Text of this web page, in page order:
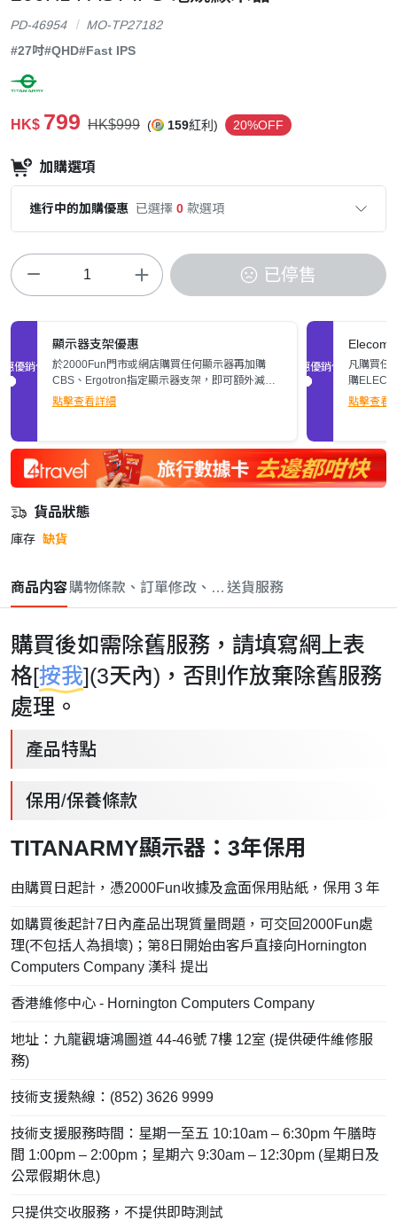
PD-46954
MO-TP27182
#27吋#QHD#Fast IPS
HK$ 799 HK$999 ( 159紅利) 20%OFF
加購選項
進行中的加購優惠 已選擇 0 款選項
已停售
促銷優惠
顯示器支架優惠
於2000Fun門市或網店購買任何顯示器再加購
CBS、Ergotron指定顯示器支架，即可額外減多
$200。立即了解詳情>>
點擊查看詳細
促銷優惠
Elecom
凡購買任
購
張)。
點擊查看
貨品狀態
庫存 缺貨
商品内容購物條款、訂單修改、取消與退款政策
送貨服務
購買後如需除舊服務，請填寫網上表
格[按我](3天內)，否則作放棄除舊服務
處理。
產品特點
保用/保養條款
TITANARMY顯示器：3年保用
由購買日起計，憑2000Fun收據及盒面保用貼紙，保用 3 年
如購買後起計7日內產品出現質量問題，可交回2000Fun處
理(不包括人為損壞)；第8日開始由客戶直接向Hornington
Computers Company 漢科 提出
香港維修中心 - Hornington Computers Company
地址：九龍觀塘鴻圖道 44-46號 7樓 12室 (提供硬件維修服
務)
技術支援熱線：(852) 3626 9999
技術支援服務時間：星期一至五 10:10am – 6:30pm 午膳時
間 1:00pm – 2:00pm；星期六 9:30am – 12:30pm (星期日及
公眾假期休息)
只提供交收服務，不提供即時測試